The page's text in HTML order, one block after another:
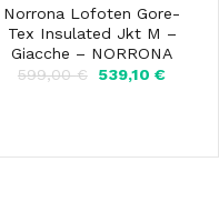
Norrona Lofoten Gore-
Tex Insulated Jkt M –
Giacche – NORRONA
599,00€
Il
539,10€Il